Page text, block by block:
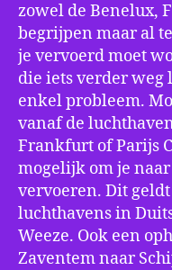
zowel de Benelux,
begrijpen maar al
je vervoerd moet
die iets verder weg
enkel probleem.
vanaf de
Frankfurt of Parijs
mogelijk om je
vervoeren. Dit
luchthavens in
Weeze. Ook een
Zaventem naar